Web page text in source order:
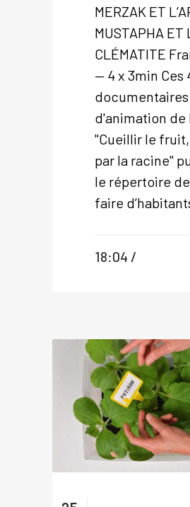
MERZAK ET
MUSTAPHA ET
CLÉMATITE
— 4 x 3min Ces
documentaires
d'animation de
"Cueillir le
par la racine"
le répertoire
faire
18:04 /